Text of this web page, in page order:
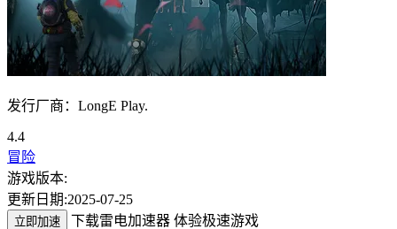
发行厂商：LongE Play.
4.4
冒险
游戏版本:
更新日期:2025-07-25
立即加速
下载雷电加速器 体验极速游戏